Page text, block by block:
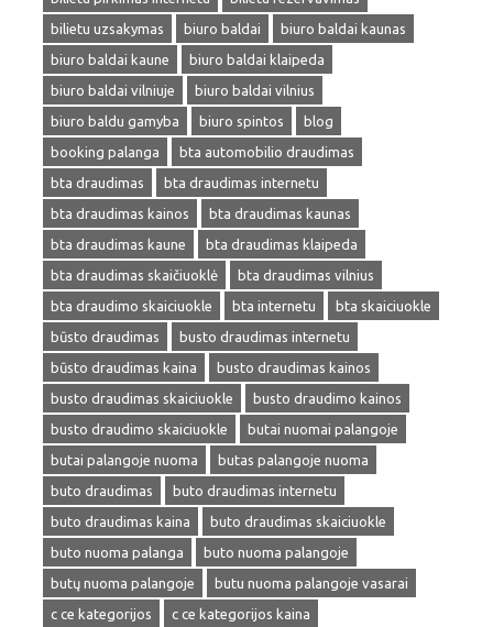
bilietu uzsakymas
biuro baldai
biuro baldai kaunas
biuro baldai kaune
biuro baldai klaipeda
biuro baldai vilniuje
biuro baldai vilnius
biuro baldu gamyba
biuro spintos
blog
booking palanga
bta automobilio draudimas
bta draudimas
bta draudimas internetu
bta draudimas kainos
bta draudimas kaunas
bta draudimas kaune
bta draudimas klaipeda
bta draudimas skaičiuoklė
bta draudimas vilnius
bta draudimo skaiciuokle
bta internetu
bta skaiciuokle
būsto draudimas
busto draudimas internetu
būsto draudimas kaina
busto draudimas kainos
busto draudimas skaiciuokle
busto draudimo kainos
busto draudimo skaiciuokle
butai nuomai palangoje
butai palangoje nuoma
butas palangoje nuoma
buto draudimas
buto draudimas internetu
buto draudimas kaina
buto draudimas skaiciuokle
buto nuoma palanga
buto nuoma palangoje
butų nuoma palangoje
butu nuoma palangoje vasarai
c ce kategorijos
c ce kategorijos kaina